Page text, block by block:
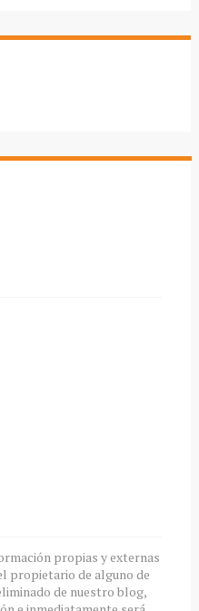
propias y externas
propietario de alguno de
de nuestro blog,